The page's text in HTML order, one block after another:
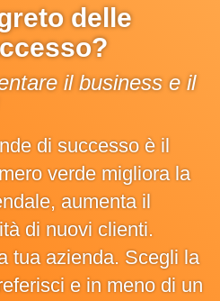
delle
il business e il
di successo è il
verde migliora la
aumenta il
di nuovi clienti.
tua azienda. Scegli la
e in meno di un